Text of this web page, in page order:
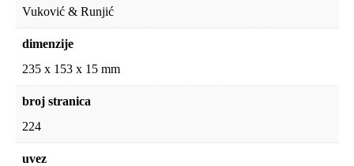
Vuković & Runjić
dimenzije
235 x 153 x 15 mm
broj stranica
224
uvez